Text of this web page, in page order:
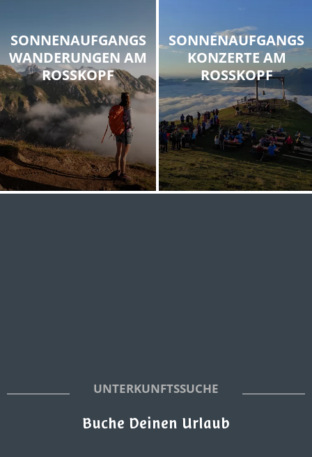
SONNENAUFGANGS
WANDERUNGEN AM
ROSSKOPF
SONNENAUFGANGS
KONZERTE AM
ROSSKOPF
UNTERKUNFTSSUCHE
Buche Deinen Urlaub